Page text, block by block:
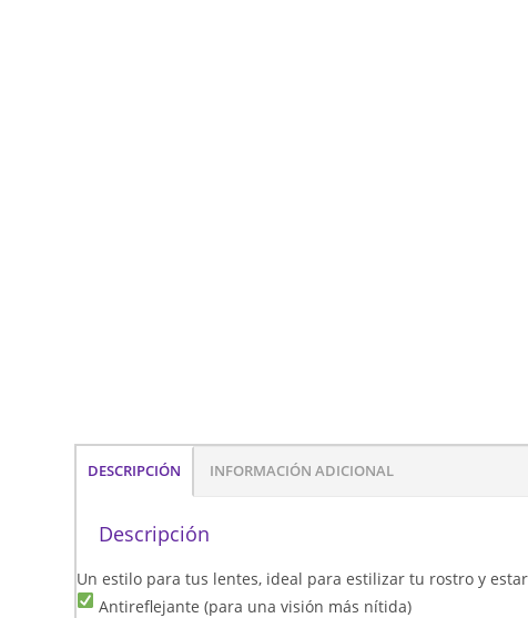
DESCRIPCIÓN INFORMACIÓN ADICIONAL
Descripción
Un estilo para tus lentes, ideal para estilizar tu rostro y
Antireflejante (para una visión más nítida)